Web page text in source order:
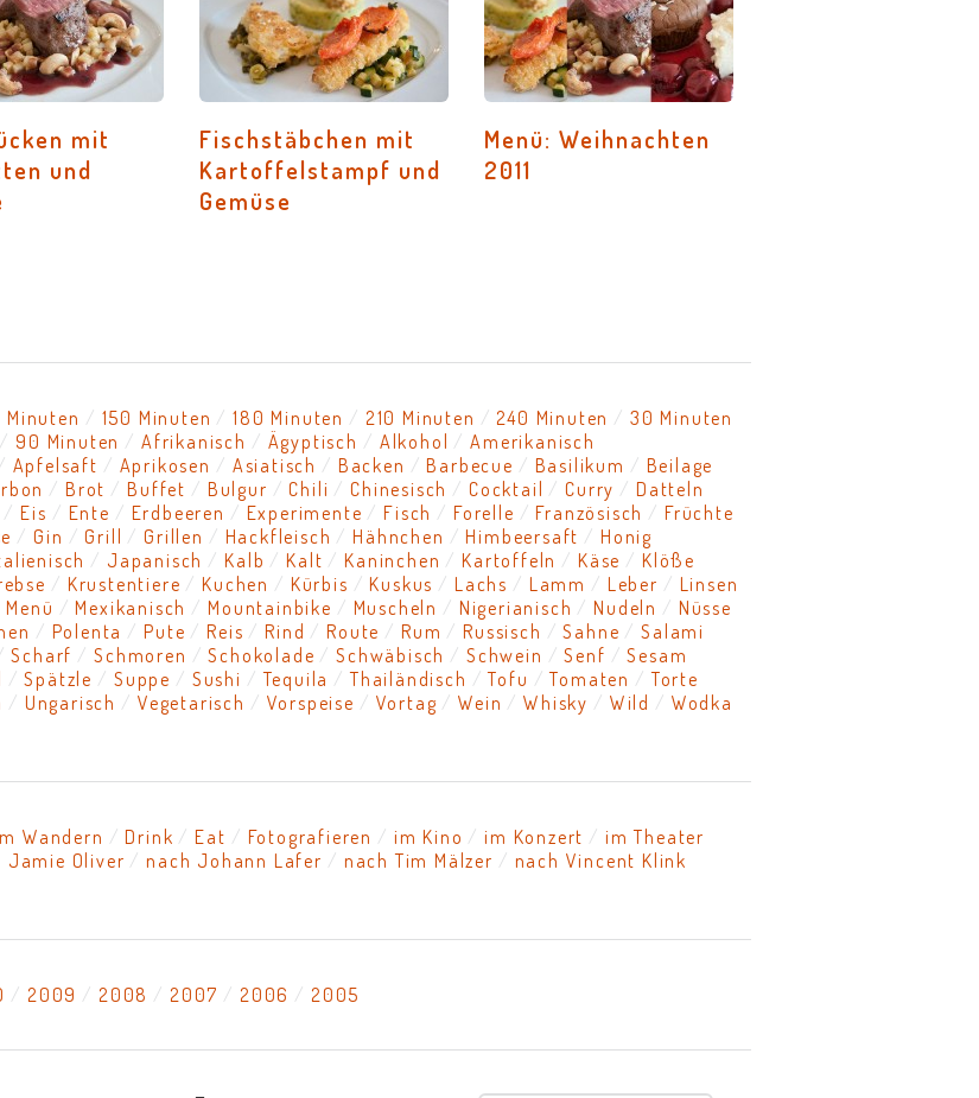
mit
und
Fischstäbchen mit
Kartoffelstampf und
Gemüse
Menü: Weihnachten
2011
Minuten 150 Minuten 180 Minuten 210 Minuten 240 Minuten
30 Minuten
90 Minuten Afrikanisch Ägyptisch Alkohol
Amerikanisch
Apfelsaft Aprikosen Asiatisch Backen Barbecue Basilikum
Beilage
Brot Buffet Bulgur Chili Chinesisch Cocktail Curry
Datteln
Eis Ente Erdbeeren Experimente Fisch Forelle Französisch
Früchte
Gin Grill Grillen Hackfleisch Hähnchen Himbeersaft
Honig
Japanisch Kalb Kalt Kaninchen Kartoffeln Käse
Klöße
Krustentiere Kuchen Kürbis Kuskus Lachs Lamm Leber
Linsen
Menü Mexikanisch Mountainbike Muscheln Nigerianisch Nudeln
Nüsse
Polenta Pute Reis Rind Route Rum Russisch Sahne
Salami
Scharf Schmoren Schokolade Schwäbisch Schwein Senf
Sesam
Spätzle Suppe Sushi Tequila Thailändisch Tofu Tomaten
Torte
Ungarisch Vegetarisch Vorspeise Vortag Wein Whisky Wild
Wodka
Wandern Drink Eat Fotografieren im Kino im Konzert
im Theater
Jamie Oliver nach Johann Lafer nach Tim Mälzer
nach Vincent Klink
2009 2008 2007 2006 2005